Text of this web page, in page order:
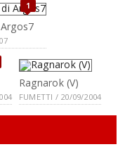
1
Ragnarok (V)
FUMETTI / 20/09/2004